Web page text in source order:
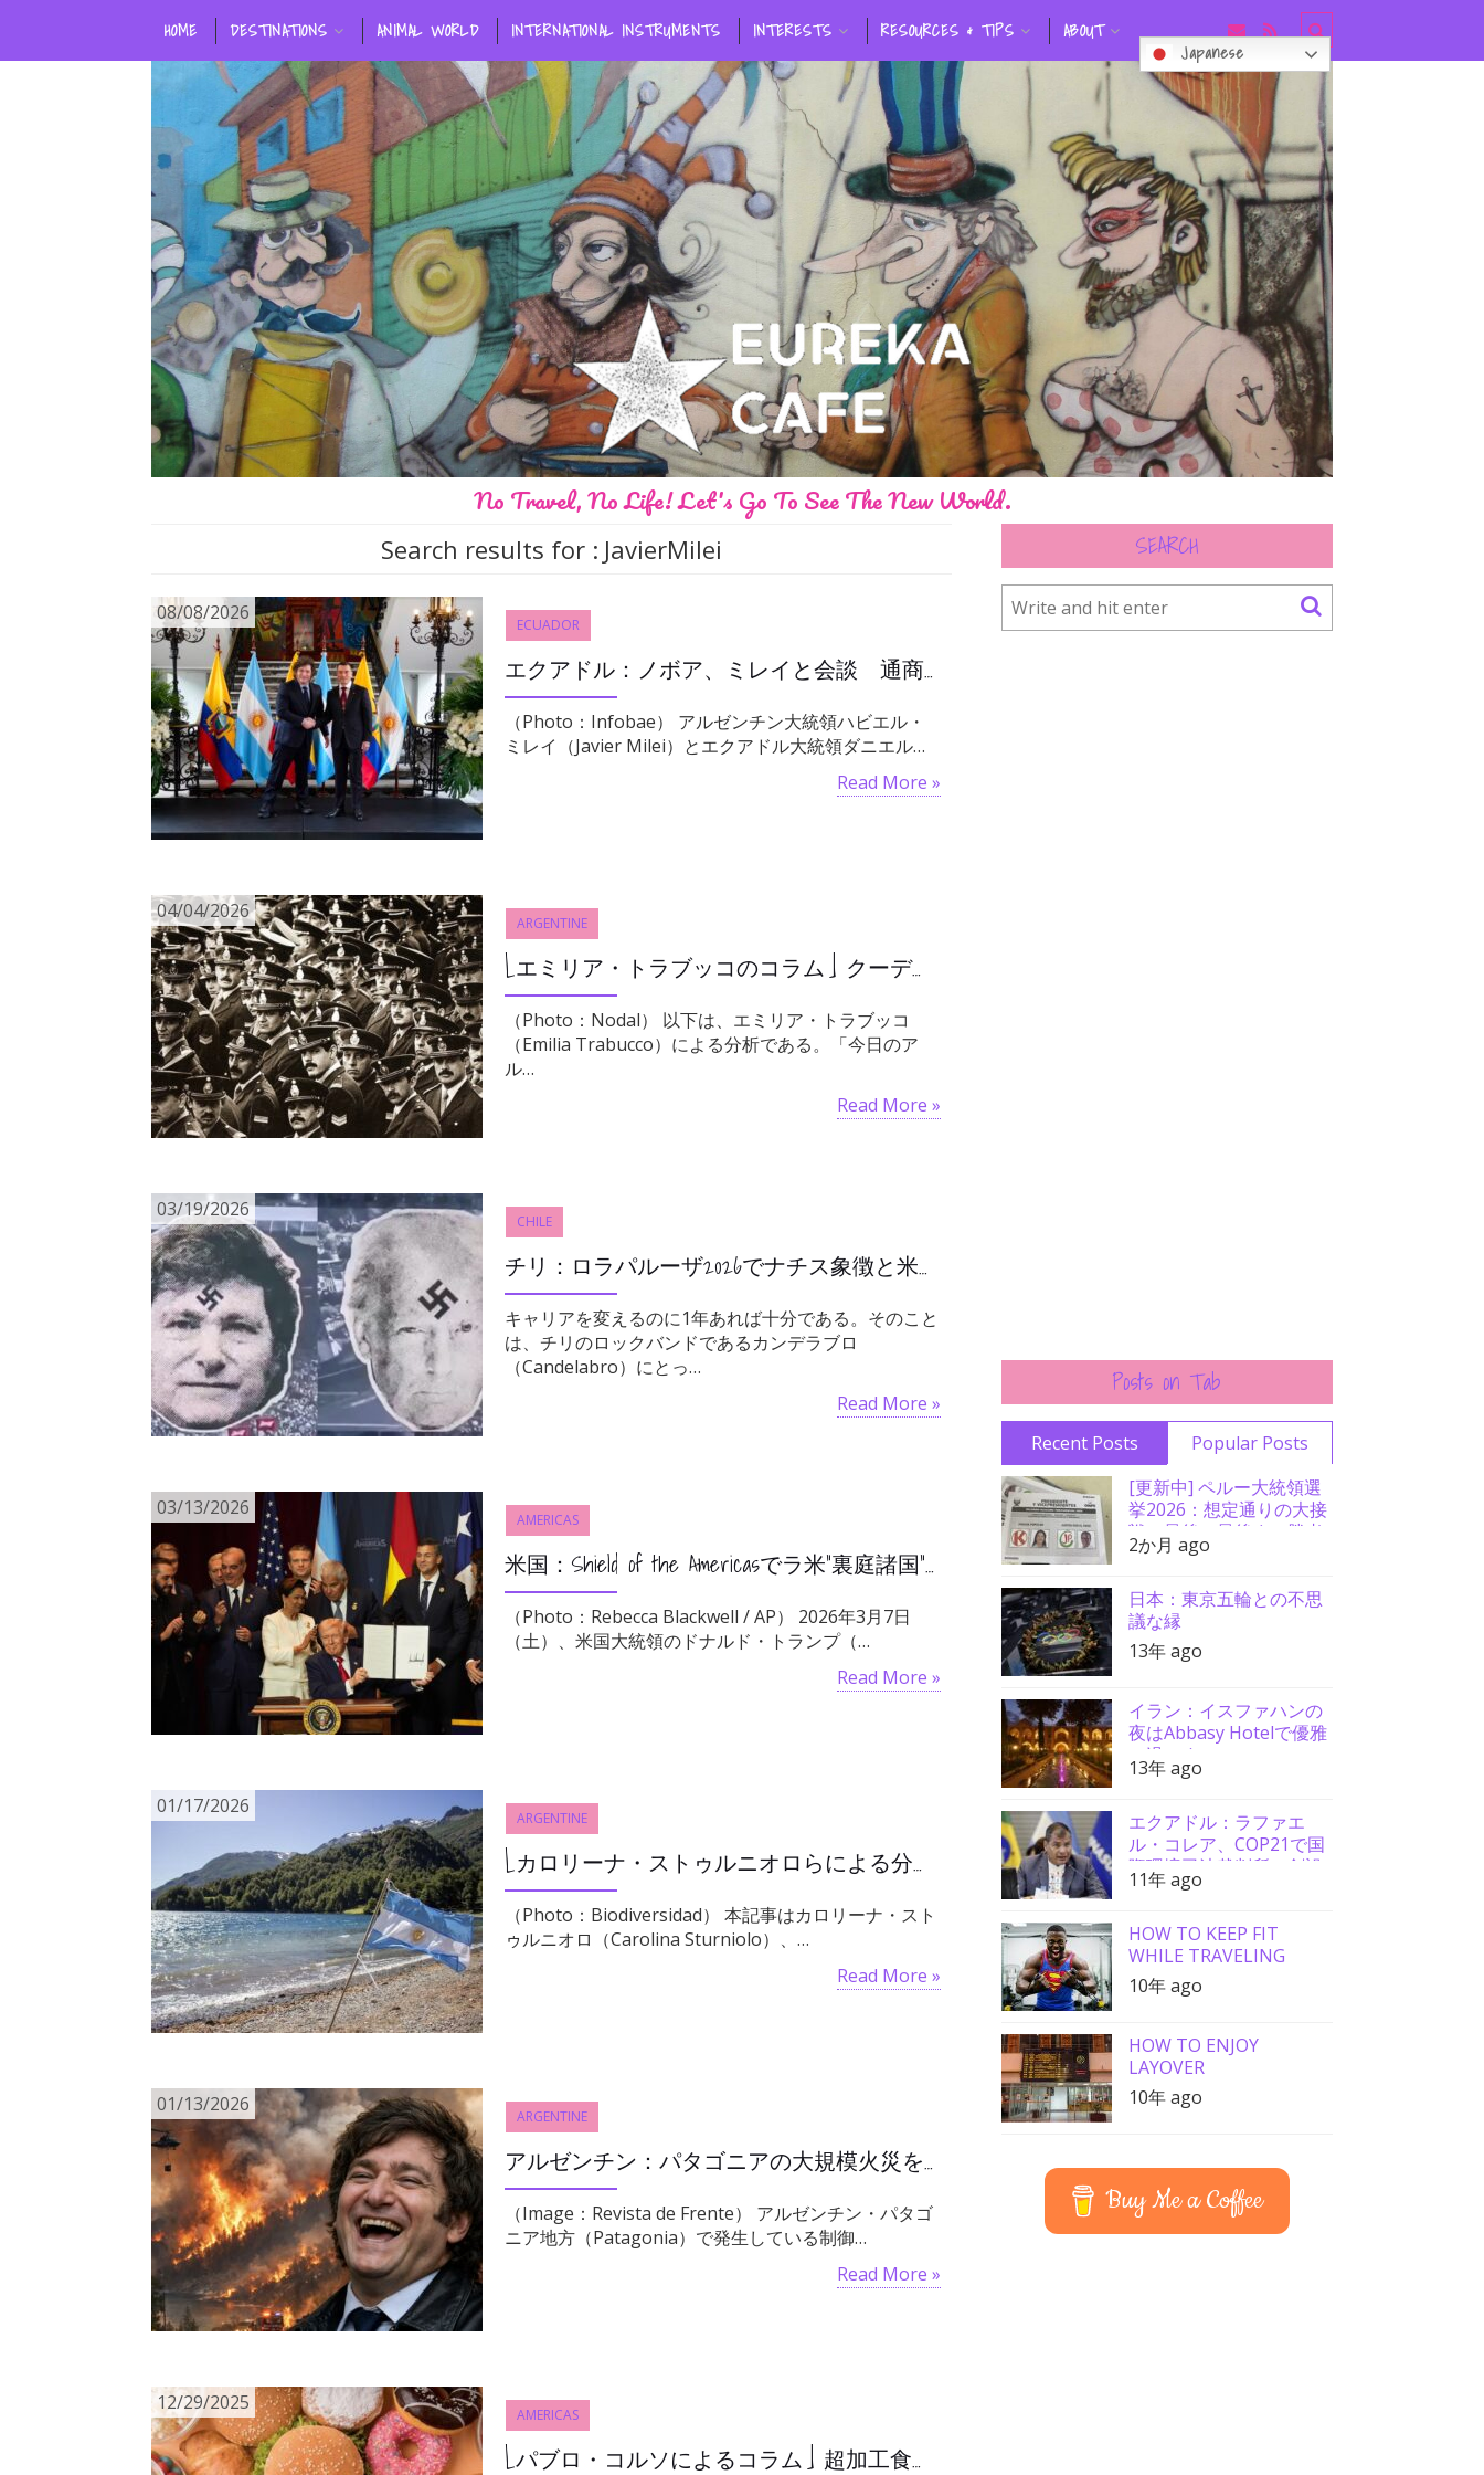
HOME DESTINATIONS ANIMAL WORLD INTERNATIONAL INSTRUMENTS INTERESTS RESOURCES & TIPS
ABOUT
Japanese
No Travel, No Life! Let's Go To See The New World.
Search results for : JavierMilei
08/08/2026
ECUADOR
エクアドル：ノボア、ミレイと会談 通商、司法、科学、安全保障、接続性の分野で6件の合意に署名
（Photo：Infobae） アルゼンチン大統領ハビエル・
ミレイ（Javier Milei）とエクアドル大統領ダニエル…
Read More »
04/04/2026
ARGENTINE
[エミリア・トラブッコのコラム] クーデターから50年：「反逆」から「テロリズム」へ
（Photo：Nodal） 以下は、エミリア・トラブッコ
（Emilia Trabucco）による分析である。「今日のア
ル…
Read More »
03/19/2026
CHILE
チリ：ロラパルーザ2026でナチス象徴と米州指導者映像を背景に演奏したカンデラブロに波紋
キャリアを変えるのに1年あれば十分である。そのこと
は、チリのロックバンドであるカンデラブロ
（Candelabro）にとっ…
Read More »
03/13/2026
AMERICAS
米国：Shield of the Americasでラ米“裏庭諸国”に自ドクトリンを強制
（Photo：Rebecca Blackwell / AP） 2026年3月7日
（土）、米国大統領のドナルド・トランプ（…
Read More »
01/17/2026
ARGENTINE
[カロリーナ・ストゥルニオロらによる分析] アルゼンチン、外国による土地収奪を可能にする
（Photo：Biodiversidad） 本記事はカロリーナ・スト
ゥルニオロ（Carolina Sturniolo）、…
Read More »
01/13/2026
ARGENTINE
アルゼンチン：パタゴニアの大規模火災を引き起こしたイスラエル人観光客を拘束
（Image：Revista de Frente） アルゼンチン・パタゴ
ニア地方（Patagonia）で発生している制御…
Read More »
12/29/2025
AMERICAS
[パブロ・コルソによるコラム] 超加工食品、ラテンアメリカにおける熾烈な闘い
SEARCH
Posts on Tab
Recent Posts
Popular Posts
[更新中] ペルー大統領選
挙2026：想定通りの大接
戦、最後の最後まで勝者
分からず
2か月 ago
日本：東京五輪との不思
議な縁
13年 ago
イラン：イスファハンの
夜はAbbasy Hotelで優雅
に過ごす
13年 ago
エクアドル：ラファエ
ル・コレア、COP21で国
際環境司法裁判所の創設
を要請
11年 ago
HOW TO KEEP FIT
WHILE TRAVELING
10年 ago
HOW TO ENJOY
LAYOVER
10年 ago
Buy Me a Coffee